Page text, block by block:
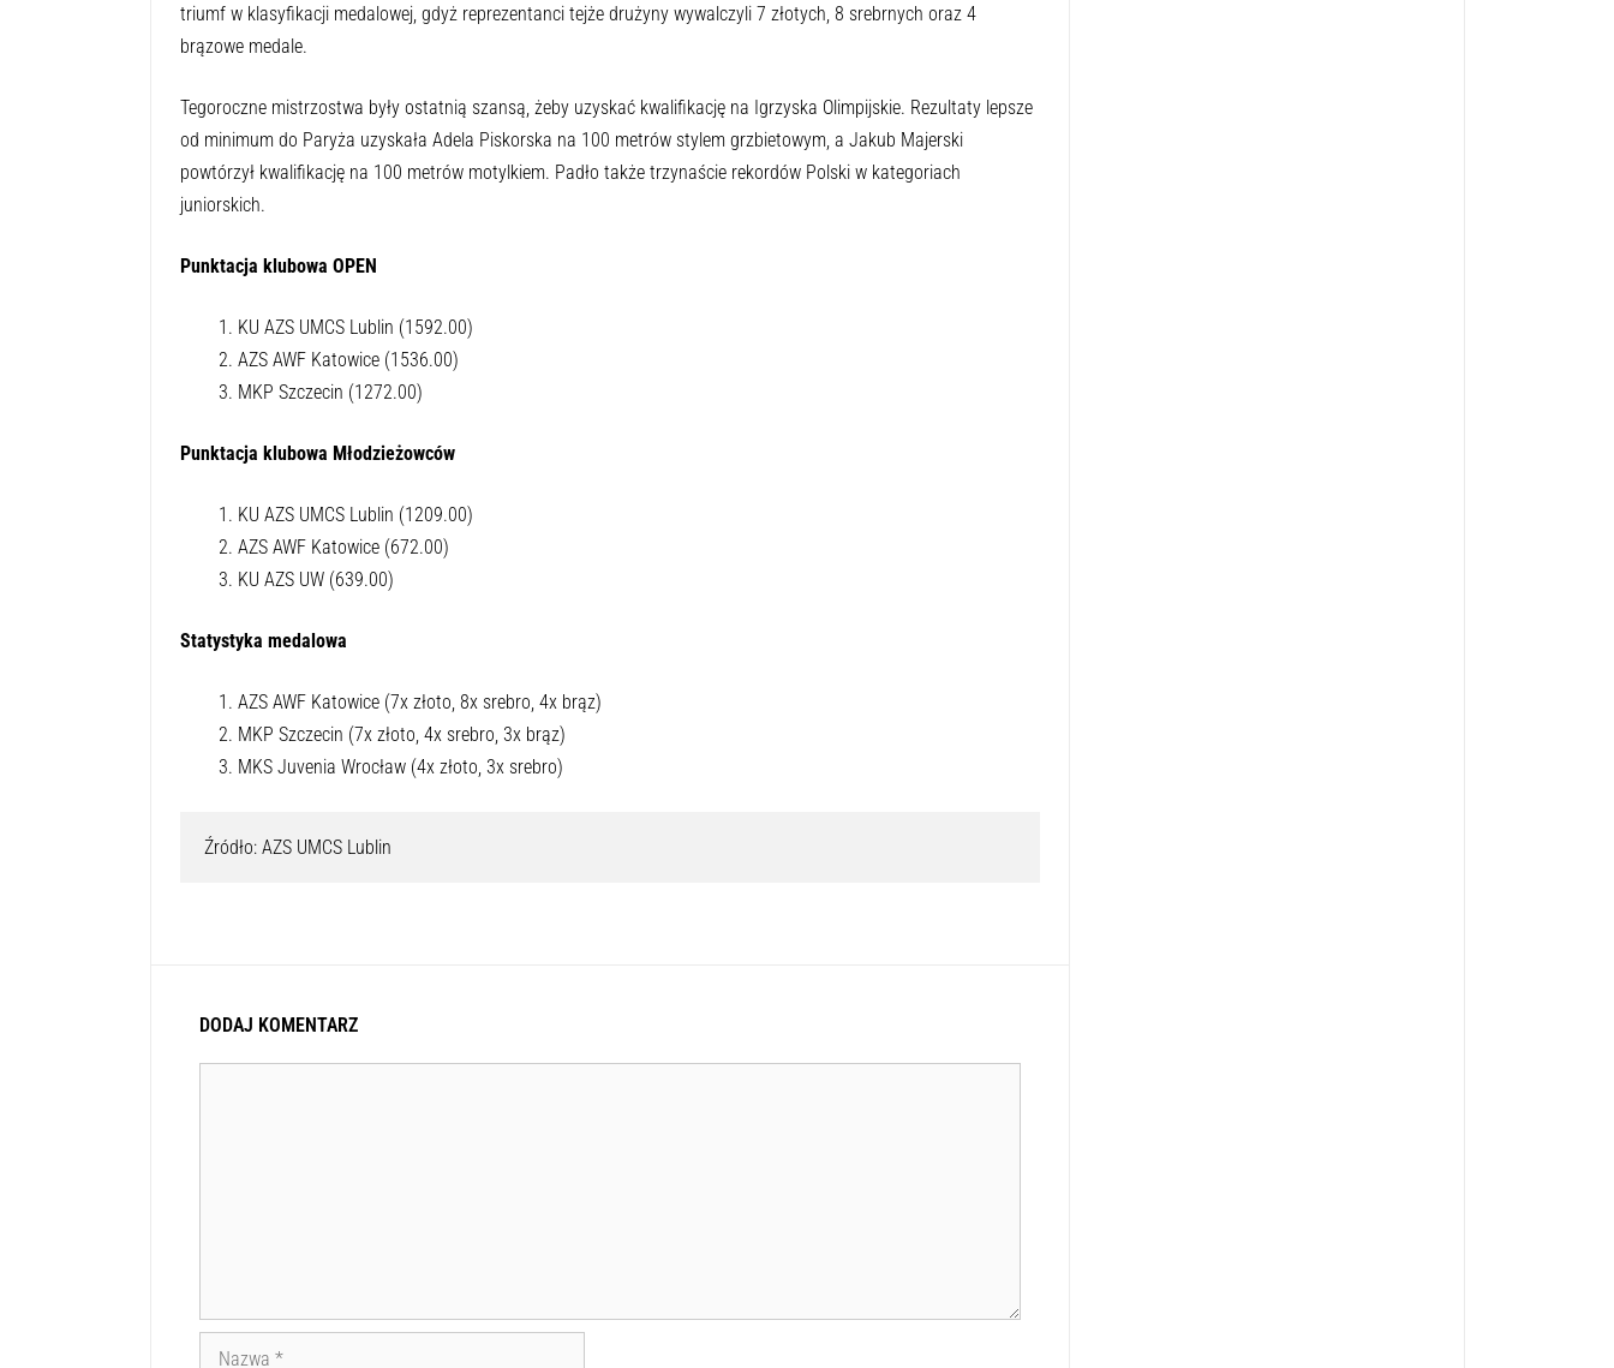
triumf w klasyfikacji medalowej, gdyż reprezentanci tejże drużyny wywalczyli 7 złotych, 8 srebrnych oraz 4
brązowe medale.
Tegoroczne mistrzostwa były ostatnią szansą, żeby uzyskać kwalifikację na Igrzyska Olimpijskie. Rezultaty lepsze
od minimum do Paryża uzyskała Adela Piskorska na 100 metrów stylem grzbietowym, a Jakub Majerski
powtórzył kwalifikację na 100 metrów motylkiem. Padło także trzynaście rekordów Polski w kategoriach
juniorskich.
Punktacja klubowa OPEN
KU AZS UMCS Lublin (1592.00)
AZS AWF Katowice (1536.00)
MKP Szczecin (1272.00)
Punktacja klubowa Młodzieżowców
KU AZS UMCS Lublin (1209.00)
AZS AWF Katowice (672.00)
KU AZS UW (639.00)
Statystyka medalowa
AZS AWF Katowice (7x złoto, 8x srebro, 4x brąz)
MKP Szczecin (7x złoto, 4x srebro, 3x brąz)
MKS Juvenia Wrocław (4x złoto, 3x srebro)
Źródło: AZS UMCS Lublin
DODAJ KOMENTARZ